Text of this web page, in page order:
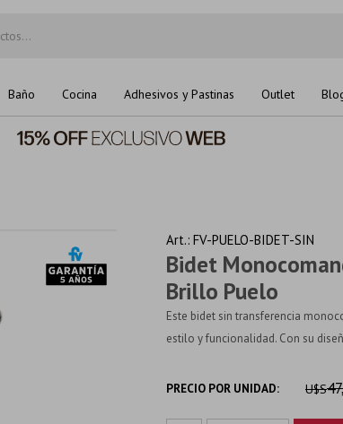
Baño Cocina Adhesivos y Pastinas Outlet
Bidet
Brillo Puelo
FV-PUELO-BIDET-SIN
Este bidet sin transferencia
estilo y funcionalidad. Con su
PRECIO POR UNIDAD: U$S